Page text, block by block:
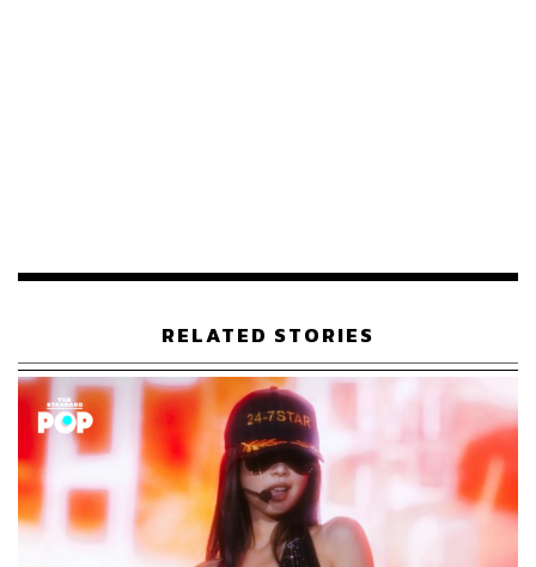
ABOUT THE AUTHOR
พิมพ์ คำภีร์
นักเขียนกองบรรณาธิการคัลเจอร์ สำนักข่าว
THE STANDARD
RELATED STORIES